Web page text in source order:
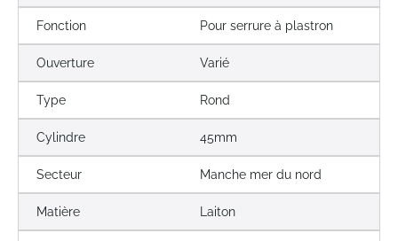
Fonction Pour serrure à plastron
Ouverture Varié
Type Rond
Cylindre 45mm
Secteur Manche mer du nord
Matière Laiton